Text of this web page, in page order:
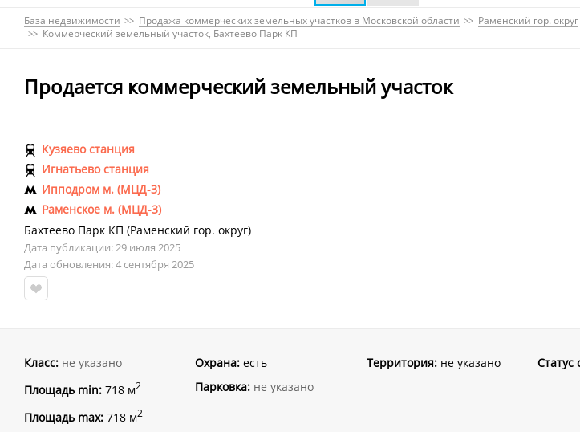
База недвижимости Продажа коммерческих земельных участков в Московской области Раменский гор. округ
Коммерческий земельный участок, Бахтеево Парк КП
Продается коммерческий земельный участок
Кузяево станция
Игнатьево станция
Ипподром м. (МЦД-3)
Раменское м. (МЦД-3)
Бахтеево Парк КП (Раменский гор. округ)
Дата публикации: 29 июля 2025
Дата обновления: 4 сентября 2025
Класс: не указано
Площадь min: 718 м2
Площадь max: 718 м2
Охрана: есть
Парковка: не указано
Территория:не указано Статус